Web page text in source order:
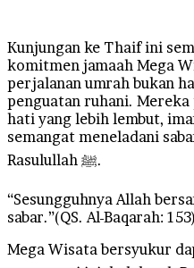
Kunjungan ke Thaif ini
komitmen jamaah Mega
perjalanan umrah bukan
penguatan ruhani.
hati yang lebih lembut,
semangat meneladani
Rasulullah ﷺ.
“Sesungguhnya Allah
sabar.”(QS. Al-Baqarah: 153)
Mega Wisata bersyukur